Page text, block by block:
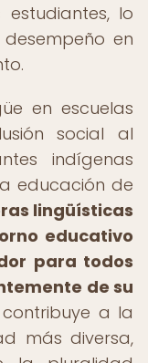
lo
en
en escuelas
social al
indígenas
educación de
lingüísticas
educativo
para todos
de su
contribuye a la
más diversa,